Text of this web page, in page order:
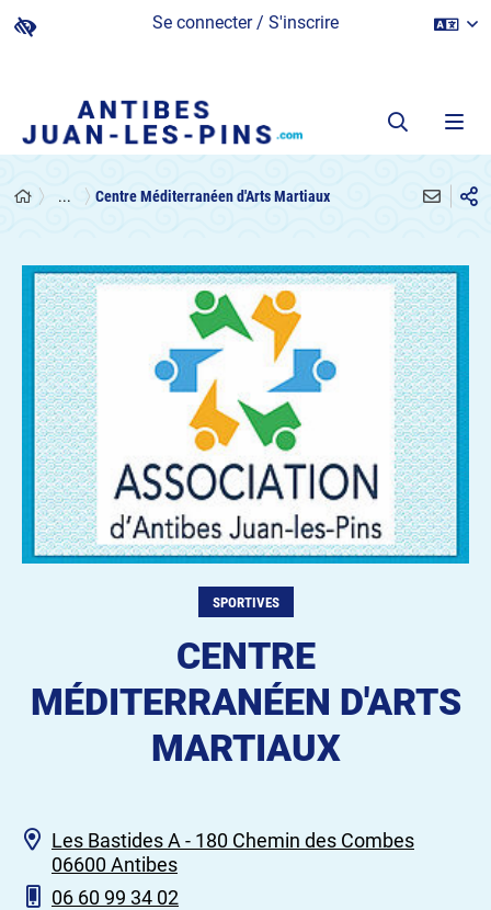
Se connecter / S'inscrire
... Centre Méditerranéen d'Arts Martiaux
SPORTIVES
CENTRE
MÉDITERRANÉEN D'ARTS
MARTIAUX
Les Bastides A - 180 Chemin des Combes
06600 Antibes
06 60 99 34 02